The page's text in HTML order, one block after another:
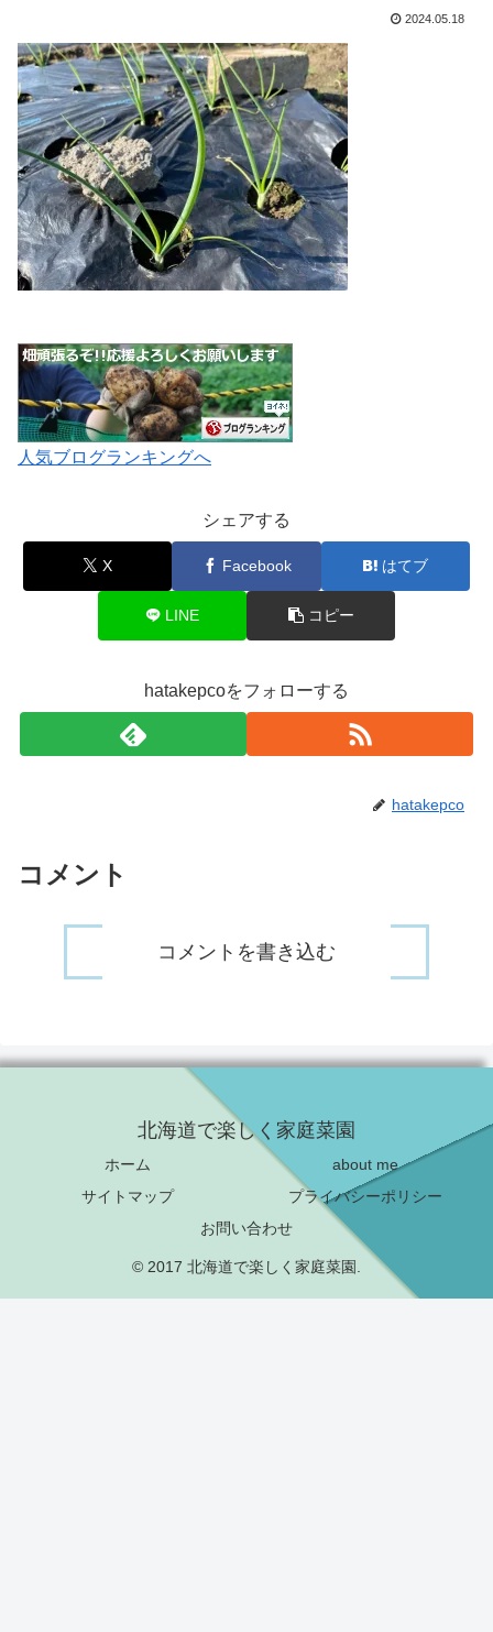
2024.05.18
人気ブログランキングへ
シェアする
X Facebook はてブ
LINE コピー
hatakepcoをフォローする
hatakepco
コメント
コメントを書き込む
北海道で楽しく家庭菜園
ホーム
about me
サイトマップ
プライバシーポリシー
お問い合わせ
© 2017 北海道で楽しく家庭菜園.